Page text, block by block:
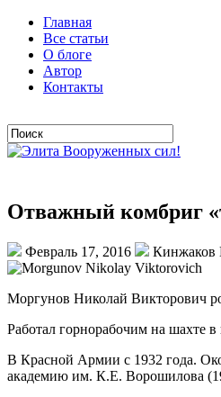
Главная
Все статьи
О блоге
Автор
Контакты
Отважный комбриг
Февраль 17, 2016 Кинжаков
Моргунов Николай Викторович
Работал горнорабочим на шахте в
В Красной Армии с 1932 года.
академию им. К.Е. Ворошилова